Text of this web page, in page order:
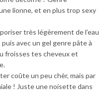
lionne, et en plus trop sexy
très légèrement de l’eau
avec un gel genre pâte à
froisses tes cheveux et
coûte un peu chèr, mais par
! Juste une noisette dans